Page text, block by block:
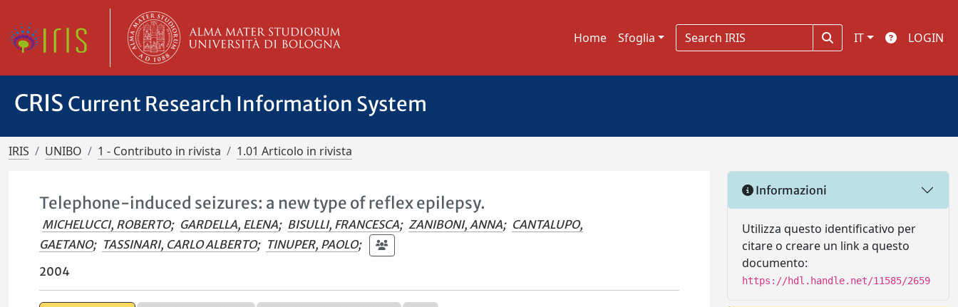
Home Sfoglia IT LOGIN
CRIS Current Research Information System
IRIS UNIBO 1 - Contributo in rivista 1.01 Articolo in rivista
Telephone-induced seizures: a new type of reflex epilepsy.
MICHELUCCI, ROBERTO; GARDELLA, ELENA; BISULLI, FRANCESCA; ZANIBONI, ANNA; CANTALUPO,
GAETANO; TASSINARI, CARLO ALBERTO; TINUPER, PAOLO;
2004
Informazioni
Utilizza questo identificativo per
citare o creare un link a questo
documento:
https://hdl.handle.net/11585/2659